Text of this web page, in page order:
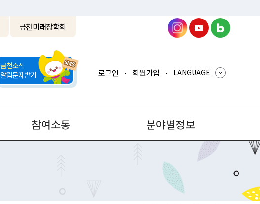
금천미래장학회
금천소식
알림문자받기
로그인 회원가입 LANGUAGE
참여소통 분야별정보